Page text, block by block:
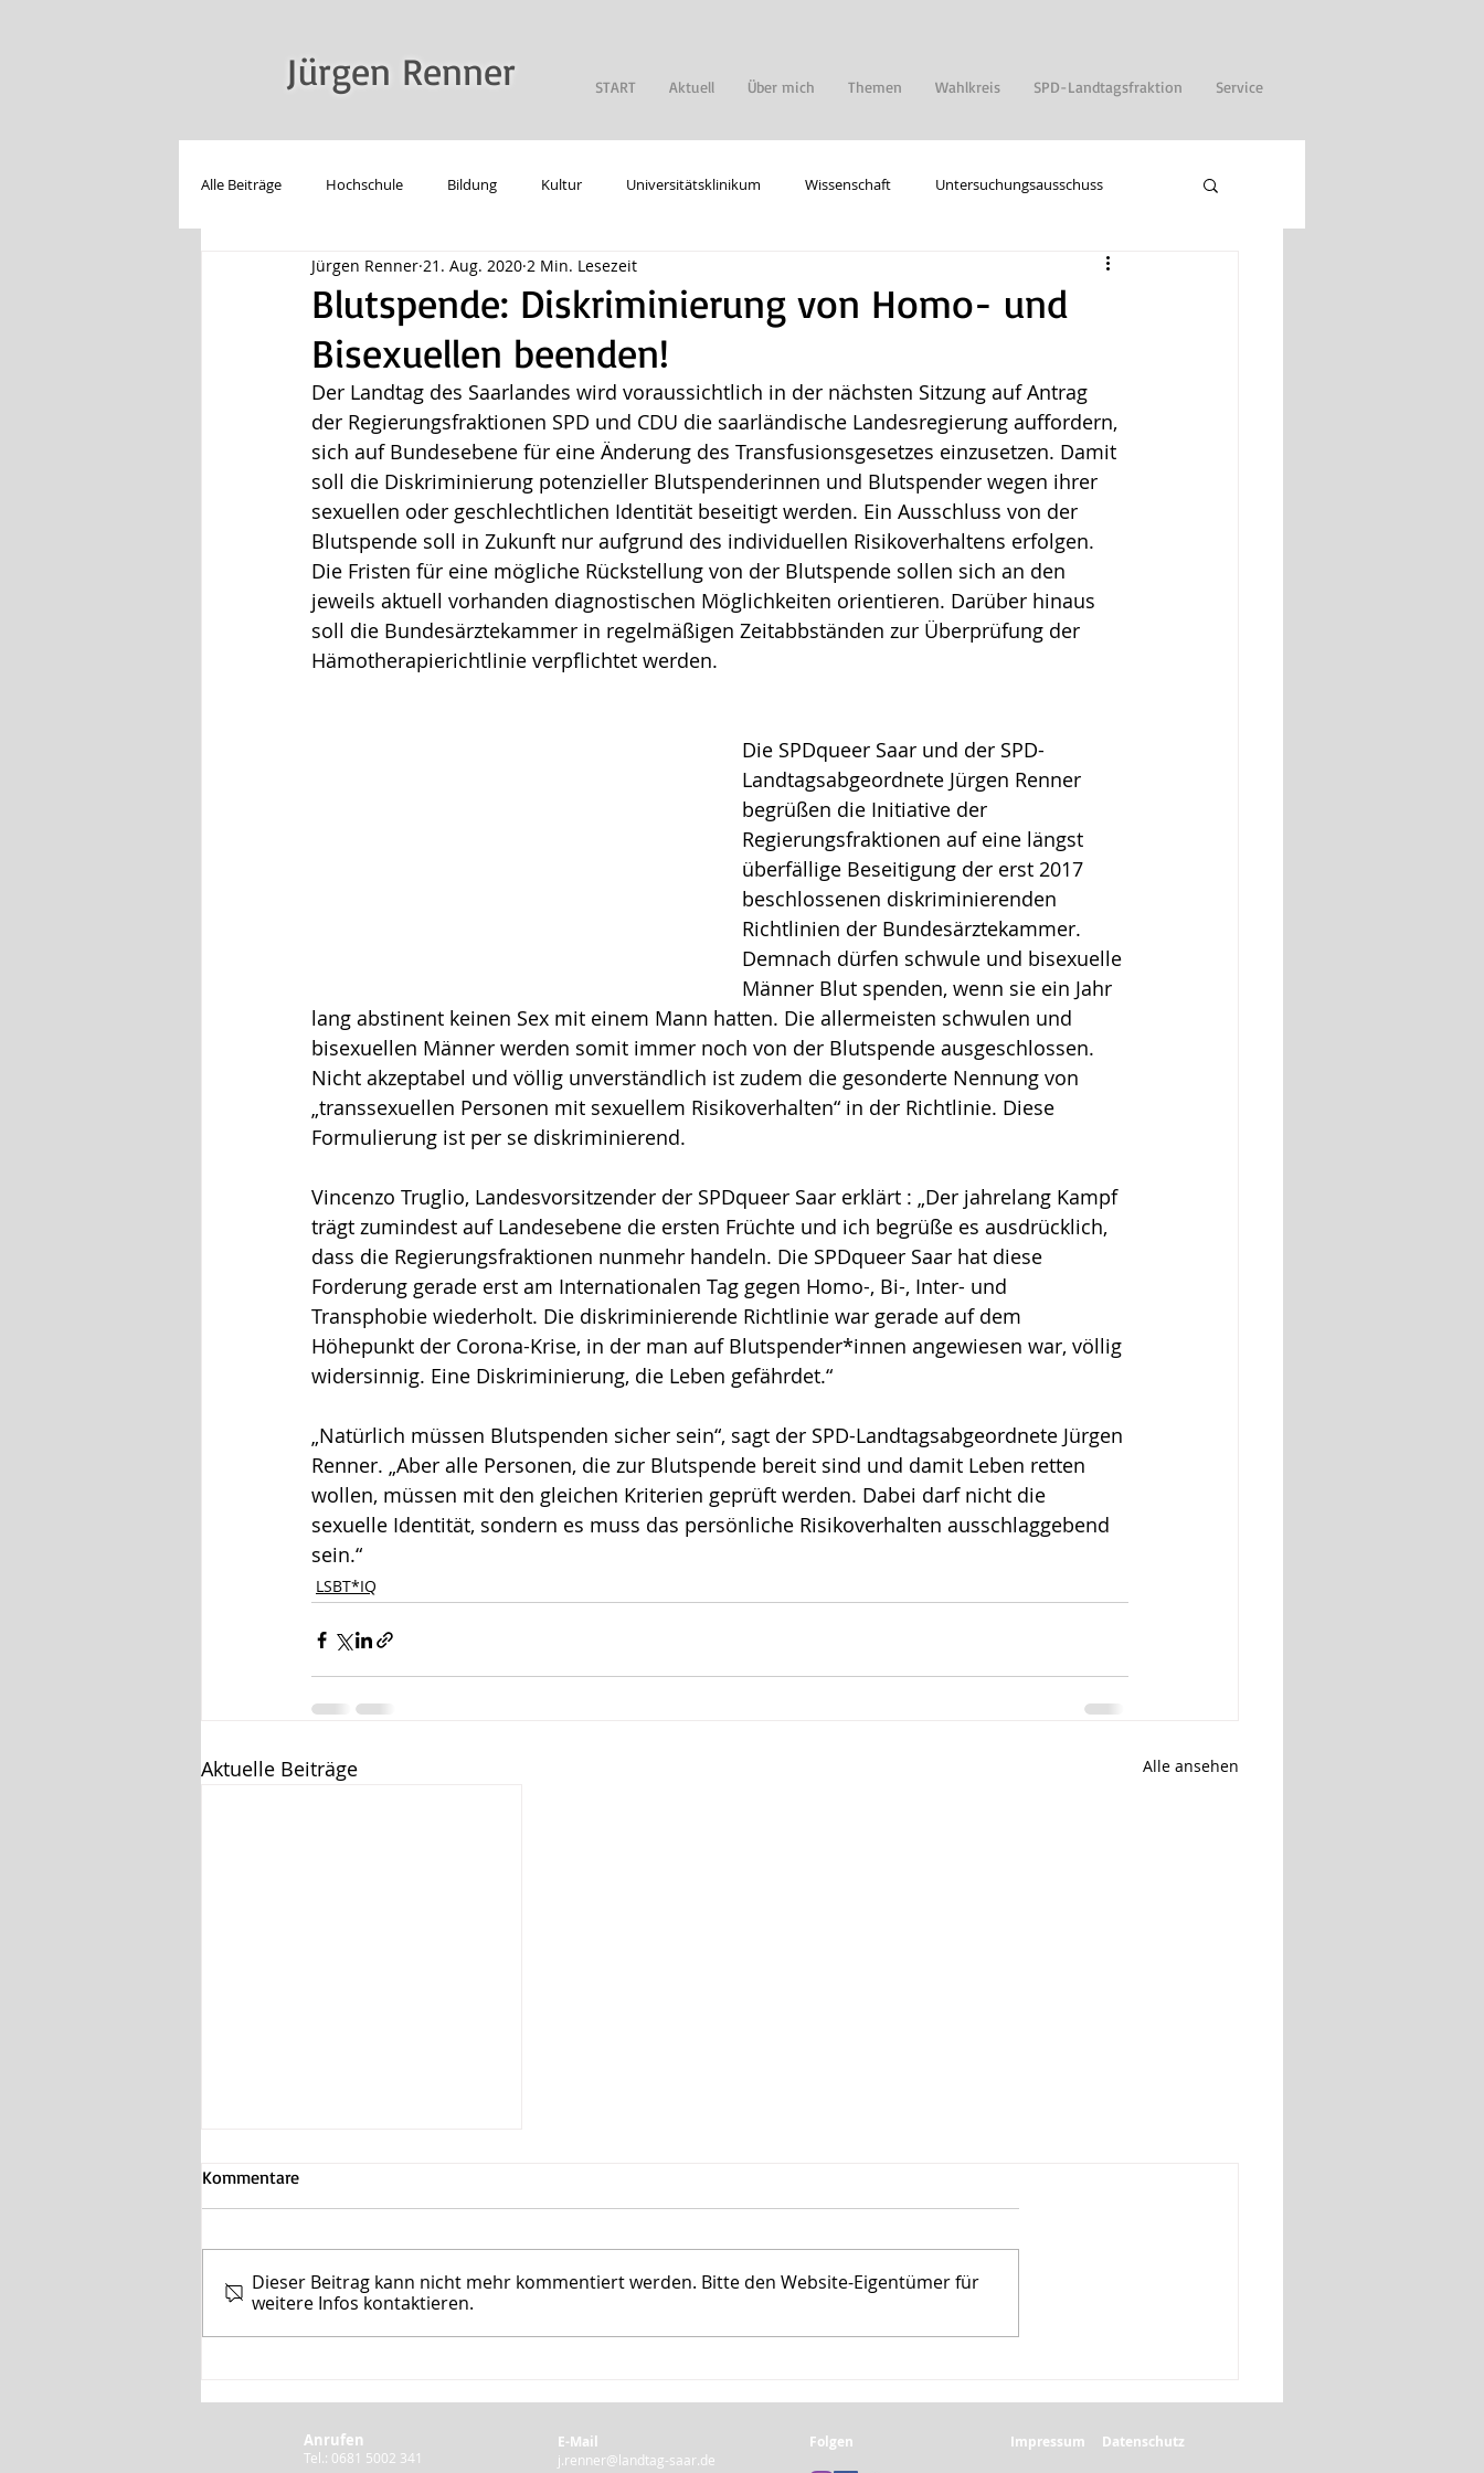
Jürgen Renner START Aktuell Über mich Themen Wahlkreis SPD-Landtagsfraktion Service
Alle Beiträge Hochschule Bildung Kultur Universitätsklinikum Wissenschaft Untersuchungsausschuss
Reden Technologie Digitalisierung
Blutspende: Diskriminierung von Homo- und
Bisexuellen beenden!
Jürgen Renner 21. Aug. 2020 2 Min. Lesezeit
Der Landtag des Saarlandes wird voraussichtlich in der nächsten Sitzung auf Antrag
der Regierungsfraktionen SPD und CDU die saarländische Landesregierung auffordern,
sich auf Bundesebene für eine Änderung des Transfusionsgesetzes einzusetzen. Damit
soll die Diskriminierung potenzieller Blutspenderinnen und Blutspender wegen ihrer
sexuellen oder geschlechtlichen Identität beseitigt werden. Ein Ausschluss von der
Blutspende soll in Zukunft nur aufgrund des individuellen Risikoverhaltens erfolgen.
Die Fristen für eine mögliche Rückstellung von der Blutspende sollen sich an den
jeweils aktuell vorhanden diagnostischen Möglichkeiten orientieren. Darüber hinaus
soll die Bundesärztekammer in regelmäßigen Zeitabbständen zur Überprüfung der
Hämotherapierichtlinie verpflichtet werden.
Die SPDqueer Saar und der SPD-
Landtagsabgeordnete Jürgen Renner
begrüßen die Initiative der
Regierungsfraktionen auf eine längst
überfällige Beseitigung der erst 2017
beschlossenen diskriminierenden
Richtlinien der Bundesärztekammer.
Demnach dürfen schwule und bisexuelle
Männer Blut spenden, wenn sie ein Jahr
lang abstinent keinen Sex mit einem Mann hatten. Die allermeisten schwulen und
bisexuellen Männer werden somit immer noch von der Blutspende ausgeschlossen.
Nicht akzeptabel und völlig unverständlich ist zudem die gesonderte Nennung von
„transsexuellen Personen mit sexuellem Risikoverhalten“ in der Richtlinie. Diese
Formulierung ist per se diskriminierend.
Vincenzo Truglio, Landesvorsitzender der SPDqueer Saar erklärt : „Der jahrelang Kampf
trägt zumindest auf Landesebene die ersten Früchte und ich begrüße es ausdrücklich,
dass die Regierungsfraktionen nunmehr handeln. Die SPDqueer Saar hat diese
Forderung gerade erst am Internationalen Tag gegen Homo-, Bi-, Inter- und
Transphobie wiederholt. Die diskriminierende Richtlinie war gerade auf dem
Höhepunkt der Corona-Krise, in der man auf Blutspender*innen angewiesen war, völlig
widersinnig. Eine Diskriminierung, die Leben gefährdet.“
„Natürlich müssen Blutspenden sicher sein“, sagt der SPD-Landtagsabgeordnete Jürgen
Renner. „Aber alle Personen, die zur Blutspende bereit sind und damit Leben retten
wollen, müssen mit den gleichen Kriterien geprüft werden. Dabei darf nicht die
sexuelle Identität, sondern es muss das persönliche Risikoverhalten ausschlaggebend
sein.“
LSBT*IQ
Aktuelle Beiträge Alle ansehen
Liebe ist keine Sünde!
Kommentare
Dieser Beitrag kann nicht mehr kommentiert werden. Bitte den Website-Eigentümer für
weitere Infos kontaktieren.
Folgen
Anrufen
Tel.: 0681 5002 341
E-Mail
j.renner@landtag-saar.de
Impressum Datenschutz